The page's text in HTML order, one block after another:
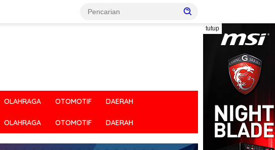
tutup
OLAHRAGA OTOMOTIF DAERAH
OLAHRAGA OTOMOTIF DAERAH